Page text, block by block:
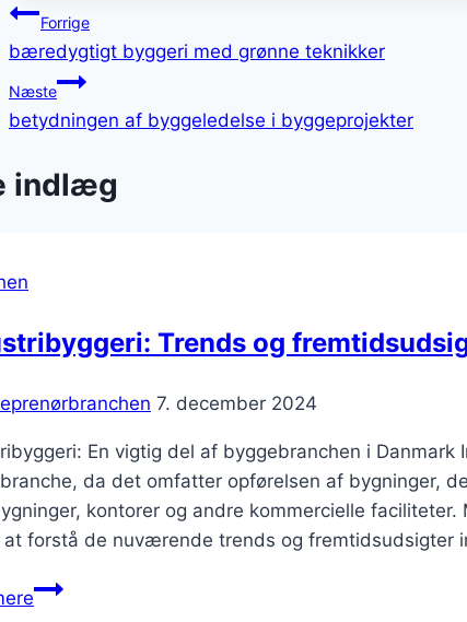
Indlægsnavigation
Forrige
bæredygtigt byggeri med grønne teknikker
Næste
betydningen af byggeledelse i byggeprojekter
indlæg
Trends og
7. december 2024
En vigtig del af byggebranchen i
da det omfatter opførelsen af bygninger,
kontorer og andre kommercielle
at forstå de nuværende trends og fremtidsudsigter
Industribyggeri: